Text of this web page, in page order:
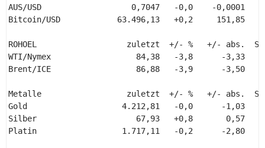
AUS/USD                   0,7047   -0,0    -0,0001
Bitcoin/USD            63.496,13   +0,2     151,85
ROHOEL                   zuletzt  +/- %   +/- abs.
WTI/Nymex                  84,38   -3,8      -3,33
Brent/ICE                  86,88   -3,9      -3,50
Metalle                  zuletzt  +/- %   +/- abs.
Gold                    4.212,81   -0,0      -1,03
Silber                     67,93   +0,8       0,57
Platin                  1.717,11   -0,2      -2,80